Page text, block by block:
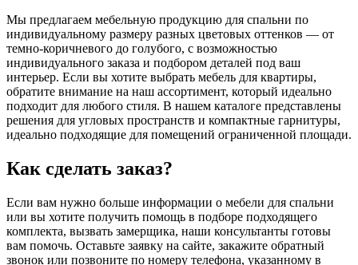
Мы предлагаем мебельную продукцию для спальни по
индивидуальному размеру разных цветовых оттенков — от
темно-коричневого до голубого, с возможностью
индивидуального заказа и подбором деталей под ваш
интерьер. Если вы хотите выбрать мебель для квартиры,
обратите внимание на наш ассортимент, который идеально
подходит для любого стиля. В нашем каталоге представлены
решения для угловых пространств и компактные гарнитуры,
идеально подходящие для помещений ограниченной площади.
Как сделать заказ?
Если вам нужно больше информации о мебели для спальни
или вы хотите получить помощь в подборе подходящего
комплекта, вызвать замерщика, наши консультанты готовы
вам помочь. Оставьте заявку на сайте, закажите обратный
звонок или позвоните по номеру телефона, указанному в